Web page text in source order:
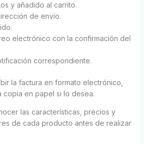
y añadido al carrito.
de envío.
electrónico con la confirmación del
correspondiente.
la factura en formato electrónico,
copia en papel si lo desea.
las características, precios y
de cada producto antes de realizar